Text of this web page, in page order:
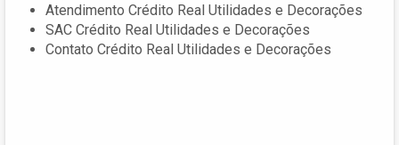
Atendimento Crédito Real Utilidades e Decorações
SAC Crédito Real Utilidades e Decorações
Contato Crédito Real Utilidades e Decorações